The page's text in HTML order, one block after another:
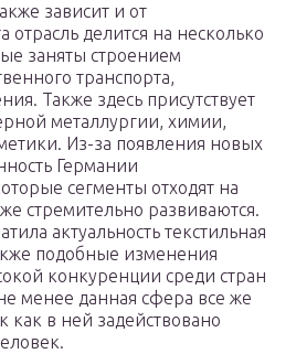
зависит и от
делится на несколько
заняты строением
транспорта,
Также здесь присутствует
металлургии, химии,
Из-за появления новых
Германии
сегменты отходят на
стремительно развиваются.
актуальность текстильная
подобные изменения
конкуренции среди стран
менее данная сфера все же
как в ней задействовано